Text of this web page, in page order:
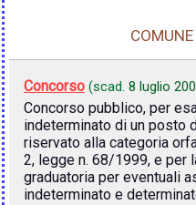
Concorso (scad. 8 luglio
Concorso pubblico, per
indeterminato di un posto
riservato alla categoria
2, legge n. 68/1999, e per
graduatoria per eventuali
indeterminato e